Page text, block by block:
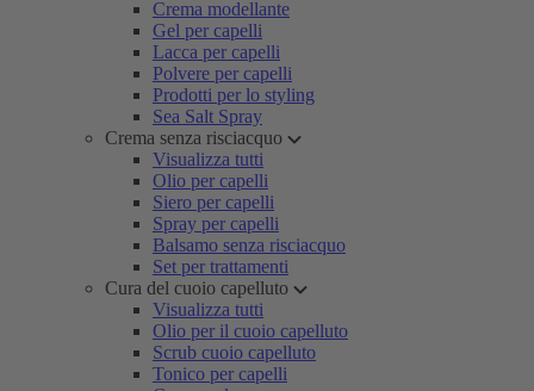
Crema modellante
Gel per capelli
Lacca per capelli
Polvere per capelli
Prodotti per lo styling
Sea Salt Spray
Crema senza risciacquo
Visualizza tutti
Olio per capelli
Siero per capelli
Spray per capelli
Balsamo senza risciacquo
Set per trattamenti
Cura del cuoio capelluto
Visualizza tutti
Olio per il cuoio capelluto
Scrub cuoio capelluto
Tonico per capelli